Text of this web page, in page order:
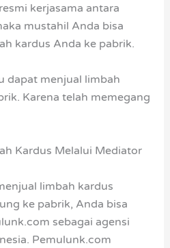
kerjasama antara
mustahil Anda bisa
kardus Anda ke pabrik.
dapat menjual limbah
Karena telah memegang
Kardus Melalui Mediator
limbah kardus
ke pabrik, Anda bisa
sebagai agensi
Pemulunk.com